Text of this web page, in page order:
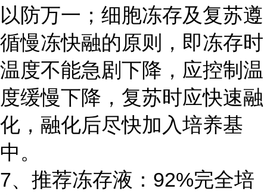
以防万一；细胞冻存及复苏遵
循慢冻快融的原则，即冻存时
温度不能急剧下降，应控制温
度缓慢下降，复苏时应快速融
化，融化后尽快加入培养基
中。
7、推荐冻存液：92%完全培